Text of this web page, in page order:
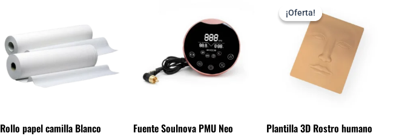
Rollo papel camilla Blanco Fuente Soulnova PMU Neo
¡Oferta!
¡Oferta!
Plantilla 3D Rostro humano
precio
original
era:
14.52€.
actual